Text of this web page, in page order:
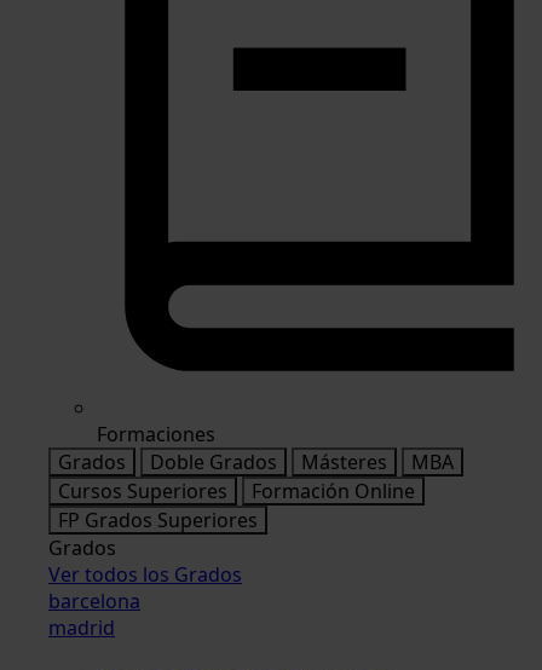
Formaciones
Grados
Doble Grados Másteres
MBA
Cursos Superiores
Formación Online
FP Grados Superiores
Grados
Ver todos los Grados
barcelona
madrid